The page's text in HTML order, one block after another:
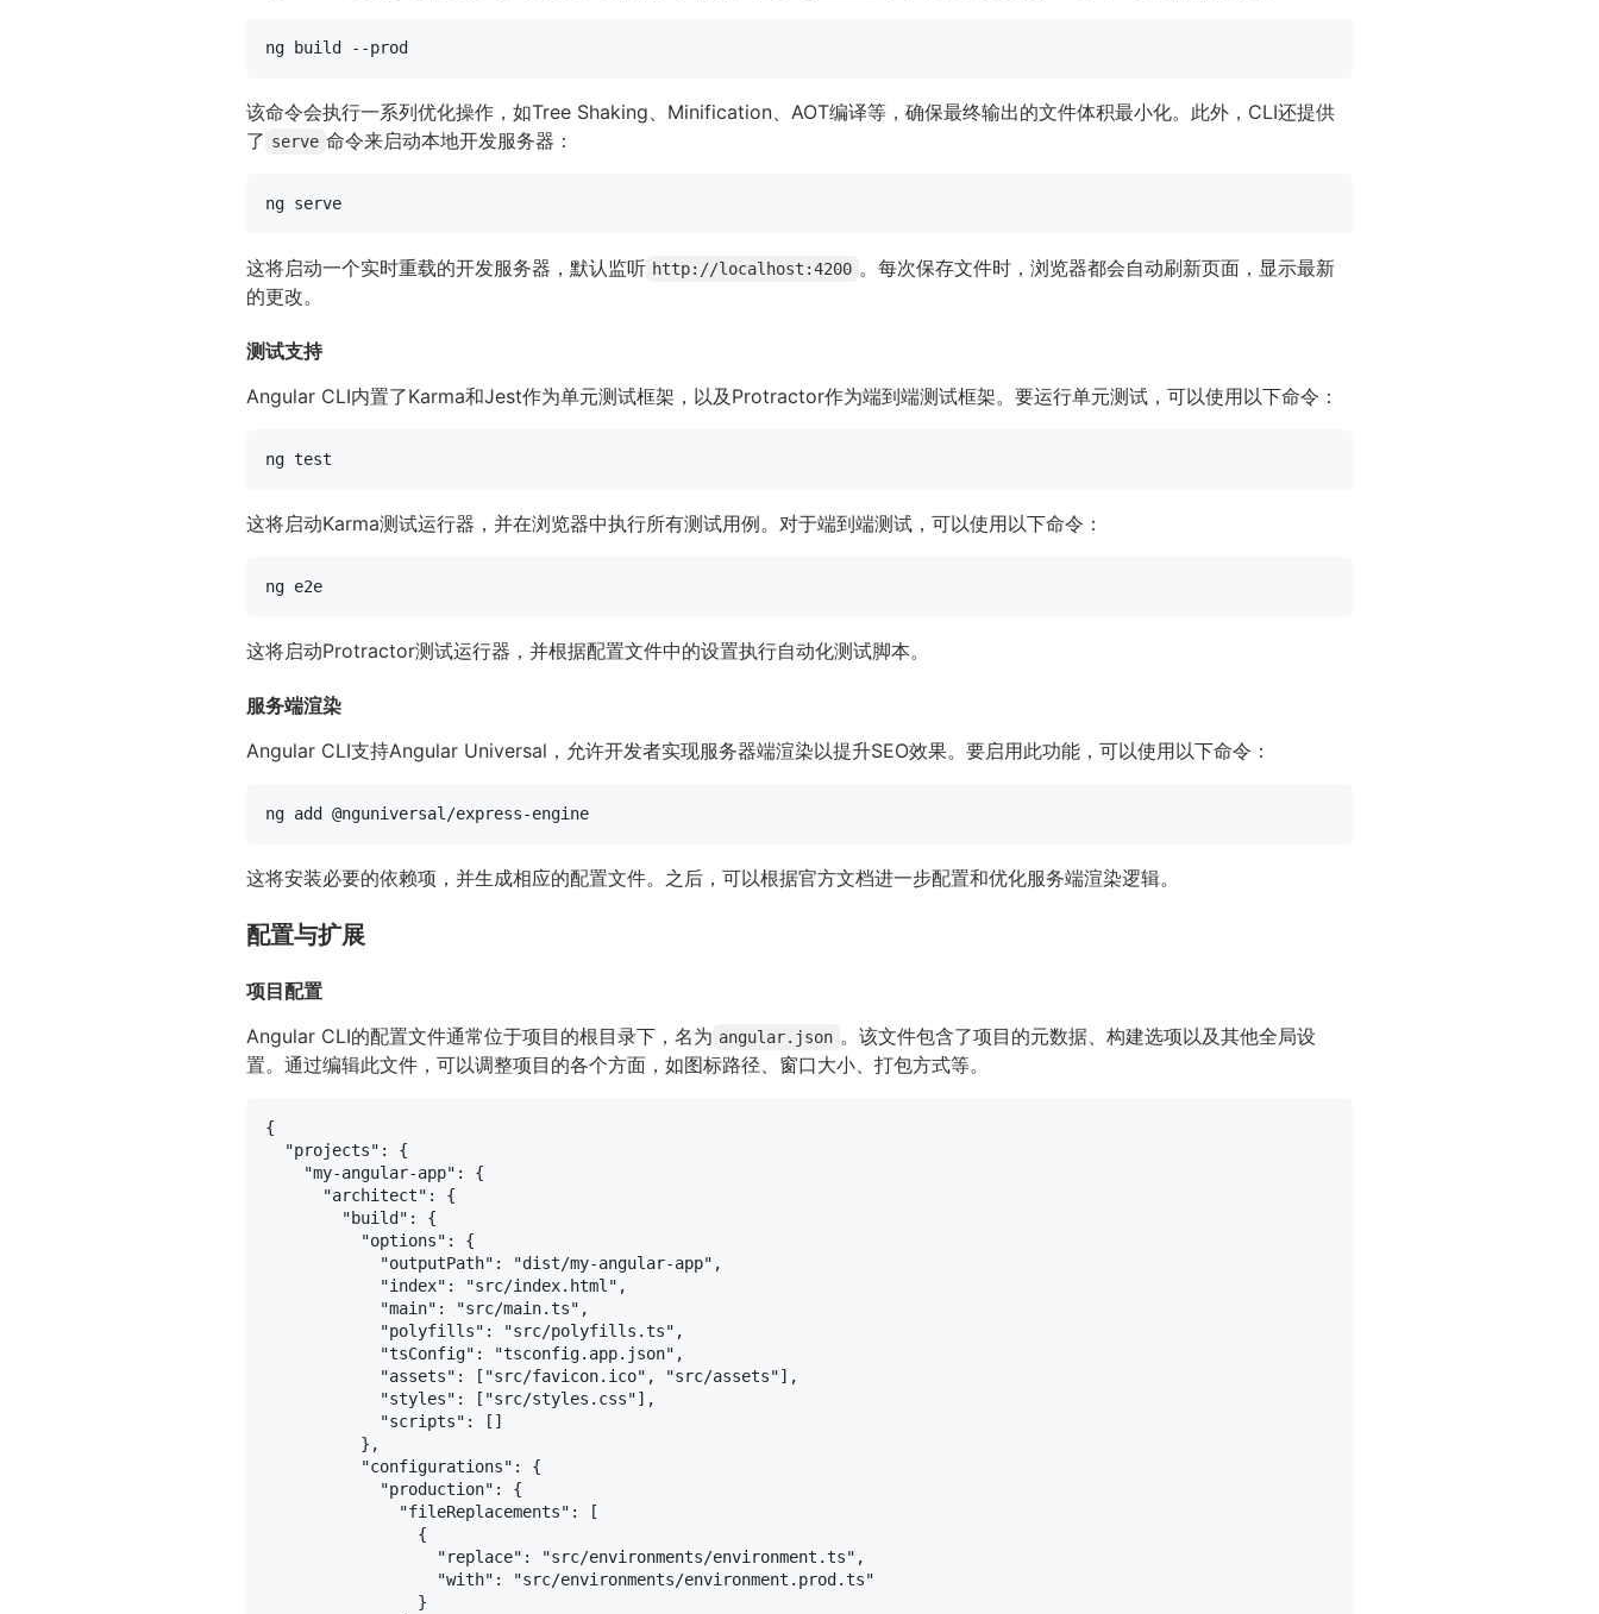
该命令会执行一系列优化操作，如Tree Shaking、Minification、AOT编译等，确保最终输出的文件体积最小化。此外，CLI还提供
了 serve 命令来启动本地开发服务器：
这将启动一个实时重载的开发服务器，默认监听 http://localhost:4200 。每次保存文件时，浏览器都会自动刷新页面，显示最新
的更改。
测试支持
Angular CLI内置了Karma和Jest作为单元测试框架，以及Protractor作为端到端测试框架。要运行单元测试，可以使用以下命令：
ng test
这将启动Karma测试运行器，并在浏览器中执行所有测试用例。对于端到端测试，可以使用以下命令：
这将启动Protractor测试运行器，并根据配置文件中的设置执行自动化测试脚本。
服务端渲染
Angular CLI支持Angular Universal，允许开发者实现服务器端渲染以提升SEO效果。要启用此功能，可以使用以下命令：
这将安装必要的依赖项，并生成相应的配置文件。之后，可以根据官方文档进一步配置和优化服务端渲染逻辑。
配置与扩展
项目配置
Angular CLI的配置文件通常位于项目的根目录下，名为 angular.json 。该文件包含了项目的元数据、构建选项以及其他全局设
置。通过编辑此文件，可以调整项目的各个方面，如图标路径、窗口大小、打包方式等。
{
"projects" :
{
"my-angular-app" :
{
"architect" :
{
"build" :
{
"options" :
{
"outputPath" : "dist/my-angular-app" ,
"index" : "src/index.html" ,
"main" : "src/main.ts" ,
"polyfills" : "src/polyfills.ts" ,
"tsConfig" : "tsconfig.app.json" ,
"assets" : [ "src/favicon.ico" , "src/assets"] ,
"styles" : [ "src/styles.css"] ,
"scripts" : [ ]
} ,
"configurations" :
{
"production" :
{
"fileReplacements" :
[
{
"replace" : "src/environments/environment.ts" ,
"with" :
"src/environments/environment.prod.ts"
}